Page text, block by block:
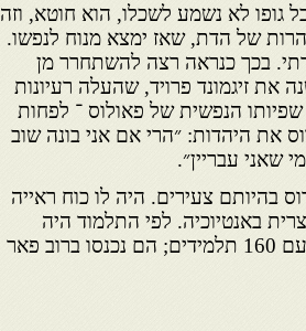
גופו לא נשמע לשכלו, הוא חוטא, וזה
של הדת, שאז ימצא מנוח לנפשו.
בכך כנראה רצה להשתחרר מן
את זיגמונד פרויד, שהעלה רעיונות
הנפשית של פאולוס ־ לפחות
את היהדות: ״הרי אם אני בונה שוב
שאני עבריין״.
צעירים. היה לו כוח ראייה
באנטיוכיה. לפי התלמוד היה
מנחם אב בית דין בירושלים, ואחר זמן יצא משם עם 160 תלמידים; הם נכנסו ברוב פאר